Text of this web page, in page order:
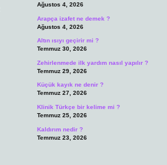
Ağustos 4, 2026
Arapça izafet ne demek ?
Ağustos 4, 2026
Altın ısıyı geçirir mi ?
Temmuz 30, 2026
Zehirlenmede ilk yardım nasıl yapılır ?
Temmuz 29, 2026
Küçük kayık ne denir ?
Temmuz 27, 2026
Klinik Türkçe bir kelime mi ?
Temmuz 25, 2026
Kaldırım nedir ?
Temmuz 23, 2026